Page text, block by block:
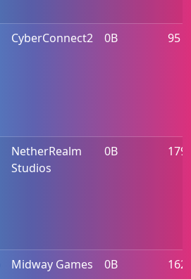
CyberConnect2 0B 95
NetherRealm
Studios
0B 179
Midway Games 0B